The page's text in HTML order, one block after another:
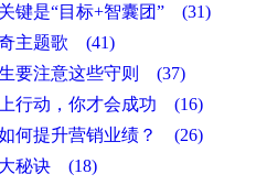
键是“目标+智囊团” (31)
奇主题歌 (41)
生要注意这些守则 (37)
上行动，你才会成功 (16)
如何提升营销业绩？ (26)
大秘诀 (18)